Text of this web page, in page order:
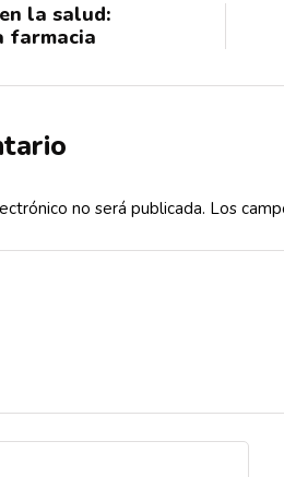
la salud:
farmacia
no será publicada. Los